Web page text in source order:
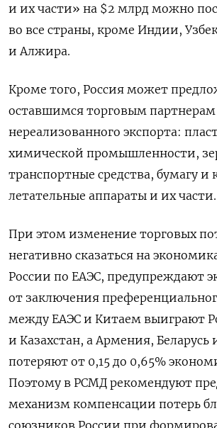
и их части» на $2 млрд можно
во все страны, кроме Индии,
и Алжира.
Кроме того, Россия может
оставшимся торговым
нереализованного экспорта:
химической промышленности,
транспортные средства, бумагу и
летательные аппараты и их части.
При этом изменение торговых
негативно сказаться на
России по ЕАЭС, предупреждают
от заключения
между ЕАЭС и Китаем выиграют
и Казахстан, а Армения, Беларусь
потеряют от 0,15 до 0,65%
Поэтому в РСМД рекомендуют
механизм компенсации потерь
союзников России при